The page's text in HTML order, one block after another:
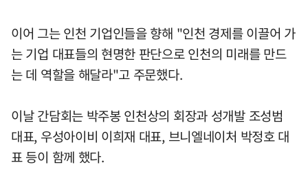
이어 그는 인천 기업인들을 향해 "인천 경제를 이끌어 가
는 기업 대표들의 현명한 판단으로 인천의 미래를 만드
는 데 역할을 해달라"고 주문했다.
이날 간담회는 박주봉 인천상의 회장과 성개발 조성범
대표, 우성아이비 이희재 대표, 브니엘네이처 박정호 대
표 등이 함께 했다.